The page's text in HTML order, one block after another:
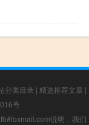
分类目录 | 精选推荐文章 |
号
说明，我们